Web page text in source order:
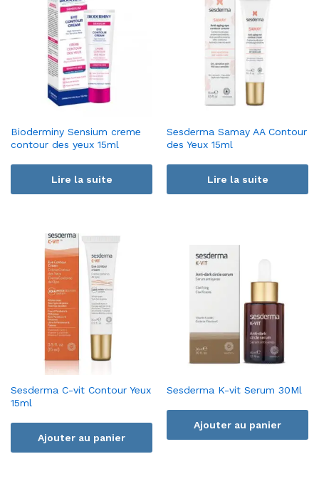
Bioderminy Sensium creme
contour des yeux 15ml
Lire la suite
Sesderma Samay AA Contour
des Yeux 15ml
Lire la suite
Sesderma C-vit Contour Yeux
15ml
Ajouter au panier
Sesderma K-vit Serum 30Ml
Ajouter au panier